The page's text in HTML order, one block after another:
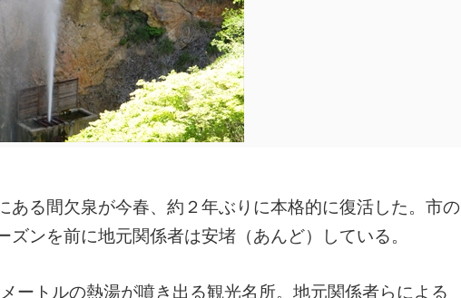
る間欠泉が今春、約２年ぶりに本格的に復活した。市の
ンを前に地元関係者は安堵（あんど）している。
トルの熱湯が噴き出る観光名所。地元関係者らによる